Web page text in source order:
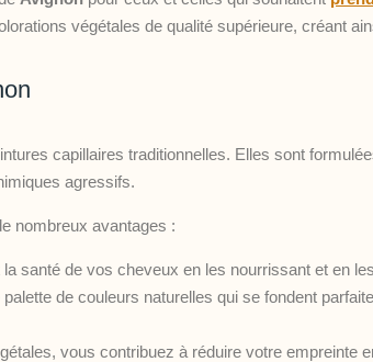
végétales de qualité supérieure, créant
capillaires traditionnelles. Elles sont
agressifs.
nombreux avantages :
santé de vos cheveux en les nourrissant et en
de couleurs naturelles qui se fondent
vous contribuez à réduire votre empreinte